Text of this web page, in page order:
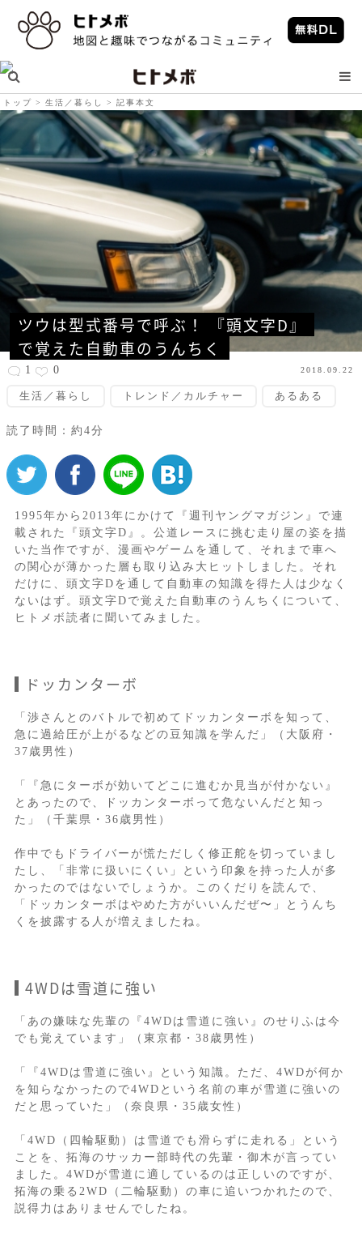
トップ 生活／暮らし 記事本文
ツウは型式番号で呼ぶ！ 『頭文字D』
で覚えた自動車のうんちく
1 0 2018.09.22
生活／暮らし トレンド／カルチャー あるある
読了時間：約4分
1995年から2013年にかけて『週刊ヤングマガジン』で連
載された『頭文字D』。公道レースに挑む走り屋の姿を描
いた当作ですが、漫画やゲームを通して、それまで車へ
の関心が薄かった層も取り込み大ヒットしました。それ
だけに、頭文字Dを通して自動車の知識を得た人は少なく
ないはず。頭文字Dで覚えた自動車のうんちくについて、
ヒトメボ読者に聞いてみました。
ドッカンターボ
「渉さんとのバトルで初めてドッカンターボを知って、
急に過給圧が上がるなどの豆知識を学んだ」（大阪府・
37歳男性）
「『急にターボが効いてどこに進むか見当が付かない』
とあったので、ドッカンターボって危ないんだと知っ
た」（千葉県・36歳男性）
作中でもドライバーが慌ただしく修正舵を切っていまし
たし、「非常に扱いにくい」という印象を持った人が多
かったのではないでしょうか。このくだりを読んで、
「ドッカンターボはやめた方がいいんだぜ〜」とうんち
くを披露する人が増えましたね。
4WDは雪道に強い
「あの嫌味な先輩の『4WDは雪道に強い』のせりふは今
でも覚えています」（東京都・38歳男性）
「『4WDは雪道に強い』という知識。ただ、4WDが何か
を知らなかったので4WDという名前の車が雪道に強いの
だと思っていた」（奈良県・35歳女性）
「4WD（四輪駆動）は雪道でも滑らずに走れる」という
ことを、拓海のサッカー部時代の先輩・御木が言ってい
ました。4WDが雪道に適しているのは正しいのですが、
拓海の乗る2WD（二輪駆動）の車に追いつかれたので、
説得力はありませんでしたね。